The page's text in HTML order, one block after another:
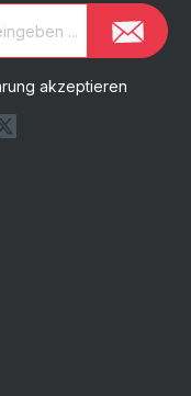
akzeptieren